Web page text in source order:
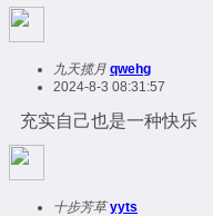
九天揽月 qwehg
2024-8-3 08:31:57
充实自己也是一种快乐
十步芳草 yyts